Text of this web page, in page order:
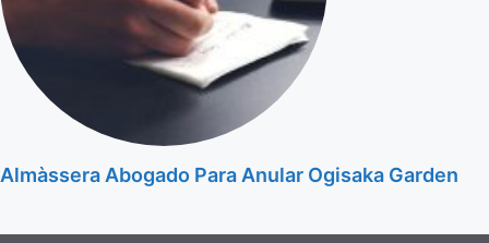
Almàssera Abogado Para Anular Ogisaka Garden